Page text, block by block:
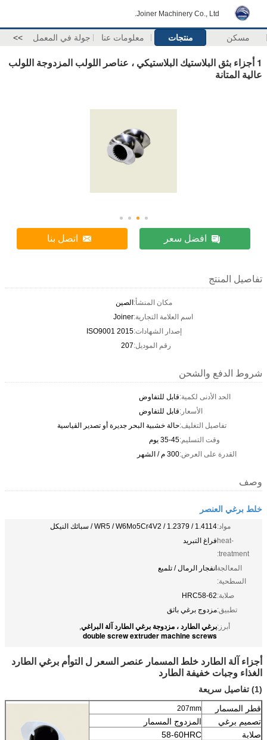
Joiner Machinery Co., Ltd.
مسكن منتجات معلومات عنا جولة في المعمل >>
1 أجزاء بثق البلاستيك البلاستيكي ، عناصر اللولب المزدوجة اللولب
عالية المتانة
افضل سعر اتصل بنا
تفاصيل المنتج
مكان المنشأ:الصين
اسم العلامة التجارية:Joiner
إصدار الشهادات:ISO9001 2015
رقم الموديل:207
شروط الدفع والشحن
الحد الأدنى لكمية:قابل للتفاوض
الأسعار:قابل للتفاوض
تفاصيل التغليف:حالة خشبية البحر جديرة أو تصدير القياسية
وقت التسليم:35-45 يوم
القدرة على العرض:300 م / الشهر
وصف
خلط برغي العنصر
مواد:WR5 / W6Mo5Cr4V2 / 1.2379 / 1.4114 / سبائك النيكل
heat-
treatment:
فراغ التبريد
المعالجة
السطحية:
انفجار الرمال / تلميع
صلابة:HRC58-62
تطبيق:مزدوج برغي باثق
أبرز:برغي الطارد ، مزدوجة برغي الطارد آلة البراغي,
double screw extruder machine screws
أجزاء آلة الطارد خلط المسمار عنصر السعر ل التوأم برغي الطارد
الغذاء وجبات خفيفة الطارد
(1) تفاصيل سريعة
قطر المسمار
207mm
تصميم برغي
المزدوج المسمار
صلابة
58-60HRC